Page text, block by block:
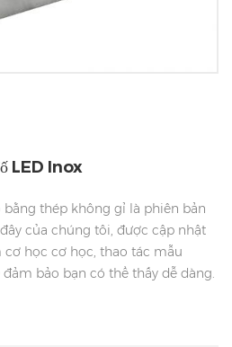
LED Inox
bằng thép không gỉ là phiên bản
của chúng tôi, được cập nhật
học cơ học, thao tác mẫu
bảo bạn có thể thấy dễ dàng.